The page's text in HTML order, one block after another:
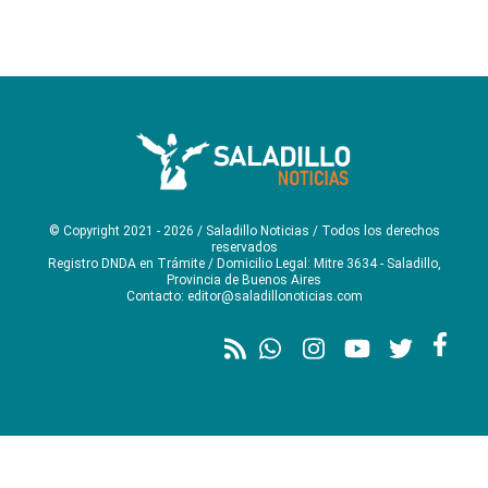
© Copyright 2021 - 2026 / Saladillo Noticias / Todos los derechos
reservados
Registro DNDA en Trámite / Domicilio Legal: Mitre 3634 - Saladillo,
Provincia de Buenos Aires
Contacto: editor@saladillonoticias.com